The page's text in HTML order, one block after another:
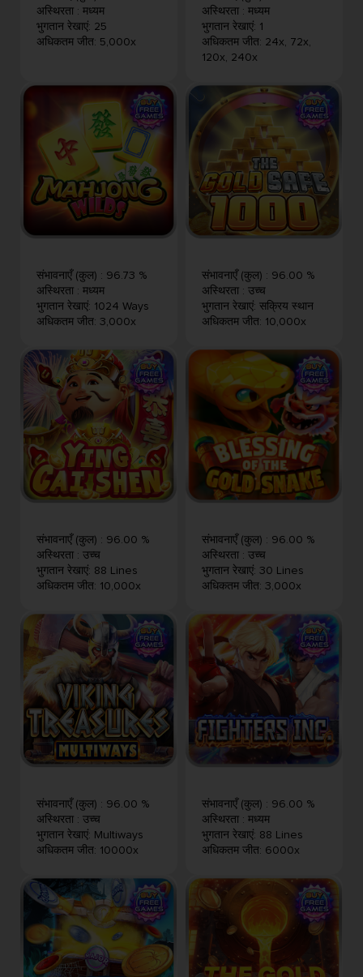
अस्थिरता : मध्यम
भुगतान रेखाएं: 25
अधिकतम जीत: 5,000x
अस्थिरता : मध्यम
भुगतान रेखाएं: 1
अधिकतम जीत: 24x, 72x,
120x, 240x
संभावनाएँ (कुल) : 96.73 %
अस्थिरता : मध्यम
भुगतान रेखाएं: 1024 Ways
अधिकतम जीत: 3,000x
संभावनाएँ (कुल) : 96.00 %
अस्थिरता : उच्च
भुगतान रेखाएं: सक्रिय स्थान
अधिकतम जीत: 10,000x
संभावनाएँ (कुल) : 96.00 %
अस्थिरता : उच्च
भुगतान रेखाएं: 88 Lines
अधिकतम जीत: 10,000x
संभावनाएँ (कुल) : 96.00 %
अस्थिरता : उच्च
भुगतान रेखाएं: 30 Lines
अधिकतम जीत: 3,000x
संभावनाएँ (कुल) : 96.00 %
अस्थिरता : उच्च
भुगतान रेखाएं: Multiways
अधिकतम जीत: 10000x
संभावनाएँ (कुल) : 96.00 %
अस्थिरता : मध्यम
भुगतान रेखाएं: 88 Lines
अधिकतम जीत: 6000x